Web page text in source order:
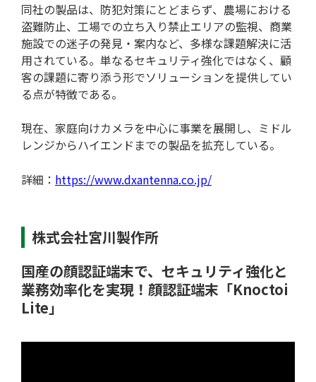
同社の製品は、防犯対策にとどまらず、農場における
盗難防止、工場での立ち入り禁止エリアの監視、商業
施設での迷子の発見・案内など、多様な課題解決に活
用されている。単なるセキュリティ強化ではなく、顧
客の課題に寄り添う形でソリューションを提供してい
る点が特徴である。
現在、家庭向けカメラを中心に事業を展開し、ミドル
レンジからハイエンドまでの製品を拡充している。
詳細： https://www.dxantenna.co.jp/
株式会社宮川製作所
国産の顔認証端末で、セキュリティ強化と
業務効率化を実現！顔認証端末「Knoctoi
Lite」